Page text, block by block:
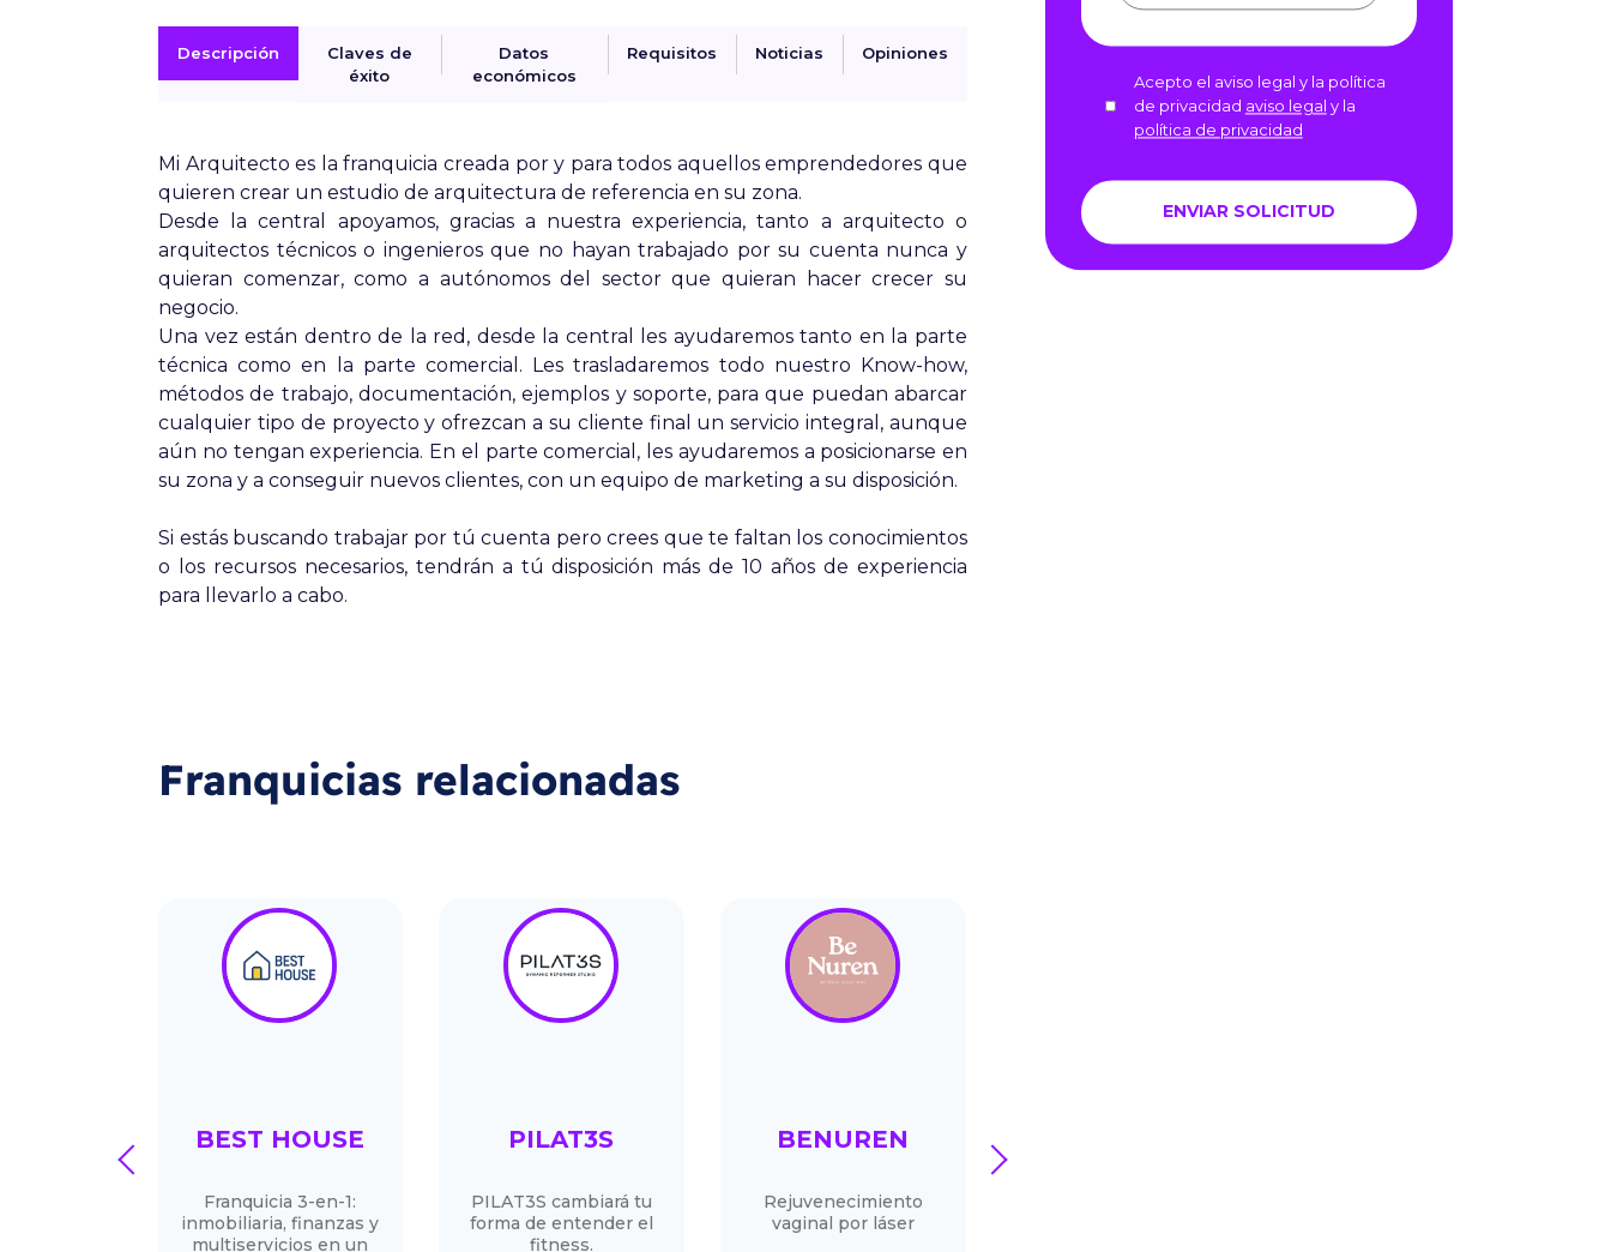
Descripción
Claves de
éxito
Datos
económicos
Requisitos Noticias Opiniones
Mi Arquitecto es la franquicia creada por y para todos aquellos emprendedores que
quieren crear un estudio de arquitectura de referencia en su zona.
Desde la central apoyamos, gracias a nuestra experiencia, tanto a arquitecto o
arquitectos técnicos o ingenieros que no hayan trabajado por su cuenta nunca y
quieran comenzar, como a autónomos del sector que quieran hacer crecer su
negocio.
Una vez están dentro de la red, desde la central les ayudaremos tanto en la parte
técnica como en la parte comercial. Les trasladaremos todo nuestro Know-how,
métodos de trabajo, documentación, ejemplos y soporte, para que puedan abarcar
cualquier tipo de proyecto y ofrezcan a su cliente final un servicio integral, aunque
aún no tengan experiencia. En el parte comercial, les ayudaremos a posicionarse en
su zona y a conseguir nuevos clientes, con un equipo de marketing a su disposición.
Si estás buscando trabajar por tú cuenta pero crees que te faltan los conocimientos
o los recursos necesarios, tendrán a tú disposición más de 10 años de experiencia
para llevarlo a cabo.
Franquicias relacionadas
BEST HOUSE
Franquicia 3-en-1:
inmobiliaria, finanzas y
multiservicios en un
PILAT3S
PILAT3S cambiará tu
forma de entender el
fitness.
BENUREN
Rejuvenecimiento
vaginal por láser
prev next
Acepto el aviso legal y la política
de privacidad aviso legal y la
política de privacidad